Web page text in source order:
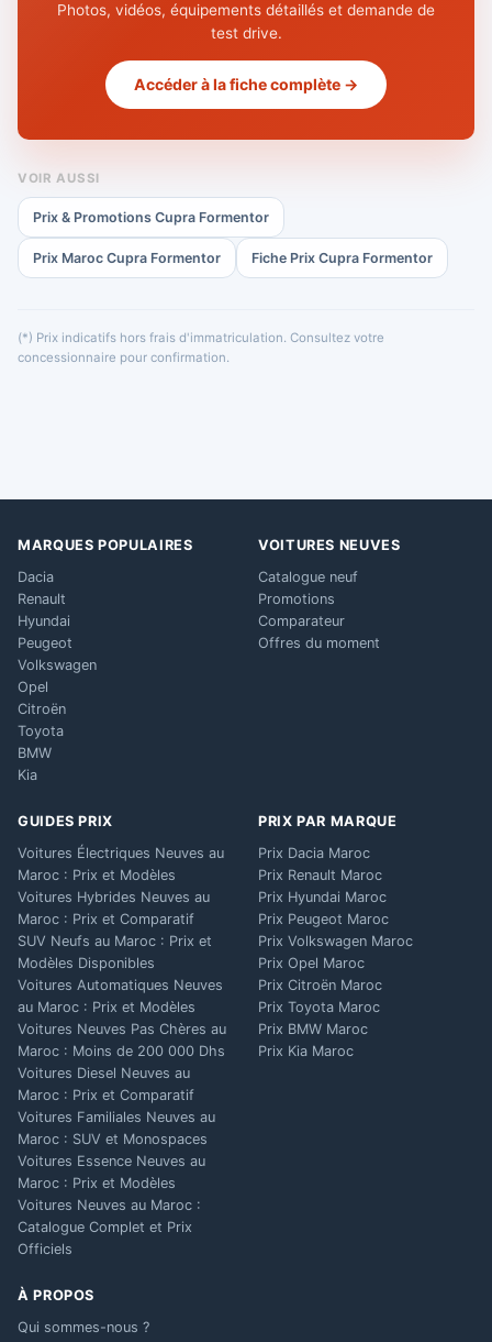
Photos, vidéos, équipements détaillés et demande de
test drive.
Accéder à la fiche complète →
VOIR AUSSI
Prix & Promotions Cupra Formentor
Prix Maroc Cupra Formentor Fiche Prix Cupra Formentor
(*) Prix indicatifs hors frais d'immatriculation. Consultez votre
concessionnaire pour confirmation.
MARQUES POPULAIRES
Dacia
Renault
Hyundai
Peugeot
Volkswagen
Opel
Citroën
Toyota
BMW
Kia
VOITURES NEUVES
Catalogue neuf
Promotions
Comparateur
Offres du moment
GUIDES PRIX
Voitures Électriques Neuves au
Maroc : Prix et Modèles
Voitures Hybrides Neuves au
Maroc : Prix et Comparatif
SUV Neufs au Maroc : Prix et
Modèles Disponibles
Voitures Automatiques Neuves
au Maroc : Prix et Modèles
Voitures Neuves Pas Chères au
Maroc : Moins de 200 000 Dhs
Voitures Diesel Neuves au
Maroc : Prix et Comparatif
Voitures Familiales Neuves au
Maroc : SUV et Monospaces
Voitures Essence Neuves au
Maroc : Prix et Modèles
Voitures Neuves au Maroc :
Catalogue Complet et Prix
Officiels
PRIX PAR MARQUE
Prix Dacia Maroc
Prix Renault Maroc
Prix Hyundai Maroc
Prix Peugeot Maroc
Prix Volkswagen Maroc
Prix Opel Maroc
Prix Citroën Maroc
Prix Toyota Maroc
Prix BMW Maroc
Prix Kia Maroc
À PROPOS
Qui sommes-nous ?